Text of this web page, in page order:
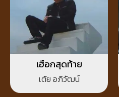
เฮือกสุดท้าย
เต้ย อภิวัฒน์